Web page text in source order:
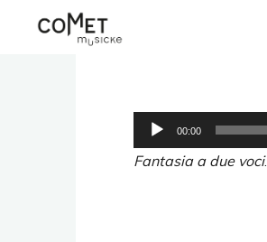
Lecteur
audio
00:00
Fantasia a due voci.